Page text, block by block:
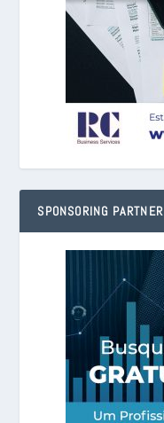
SPONSORING PARTNER